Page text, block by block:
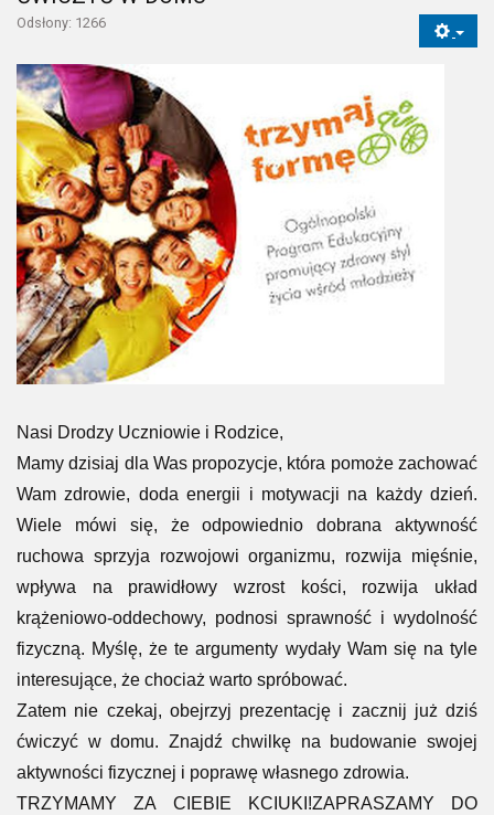
Odsłony: 1266
Nasi Drodzy Uczniowie i Rodzice,
Mamy dzisiaj dla Was propozycje, która pomoże zachować
Wam zdrowie, doda energii i motywacji na każdy dzień.
Wiele mówi się, że odpowiednio dobrana aktywność
ruchowa sprzyja rozwojowi organizmu, rozwija mięśnie,
wpływa na prawidłowy wzrost kości, rozwija układ
krążeniowo-oddechowy, podnosi sprawność i wydolność
fizyczną. Myślę, że te argumenty wydały Wam się na tyle
interesujące, że chociaż warto spróbować.
Zatem nie czekaj, obejrzyj prezentację i zacznij już dziś
ćwiczyć w domu. Znajdź chwilkę na budowanie swojej
aktywności fizycznej i poprawę własnego zdrowia.
TRZYMAMY ZA CIEBIE KCIUKI!ZAPRASZAMY DO